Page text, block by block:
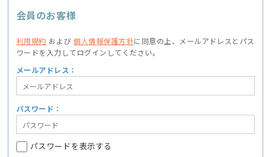
会員のお客様
利用規約 および個人情報保護方針に同意の上、
メールアドレスとパス
ワードを入力してログインしてください。
メールアドレス：
パスワード：
パスワードを表示する